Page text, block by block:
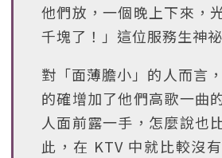
他們放，一個晚上下來，
千塊了！」這位服務生神
對「面薄膽小」的人而言
的確增加了他們高歌一曲
人面前露一手，怎麼說也
此，在 KTV 中就比較沒